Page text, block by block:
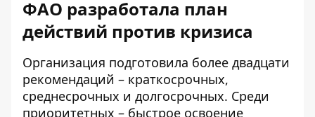
ФАО разработала план
действий против кризиса
Организация подготовила более двадцати
рекомендаций – краткосрочных,
среднесрочных и долгосрочных. Среди
приоритетных – быстрое освоение